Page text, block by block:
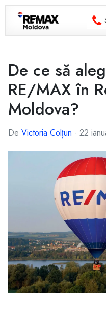
De ce să
RE/MAX în
Moldova?
De Victoria Colțun · 22